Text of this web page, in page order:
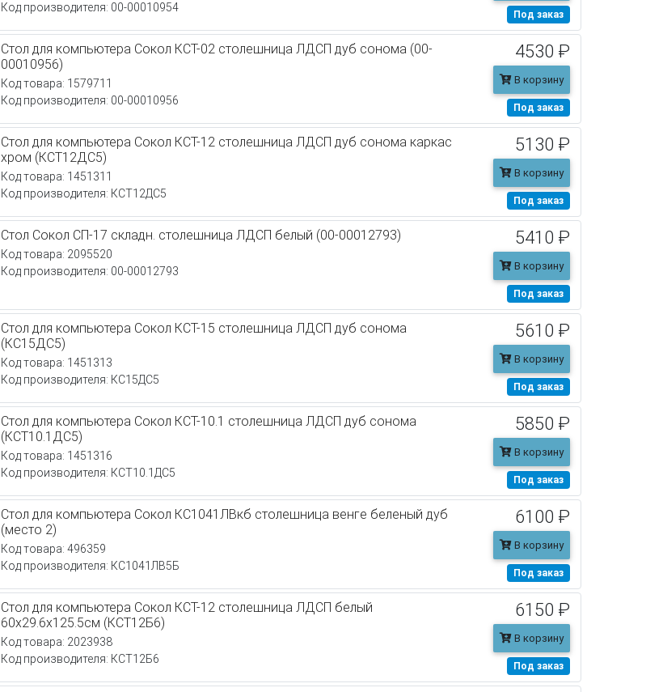
Код производителя: 00-00010954
Под заказ
Стол для компьютера Сокол КСТ-02 столешница ЛДСП дуб сонома (00-
00010956)
Код товара: 1579711
Код производителя: 00-00010956
4530 ₽
В корзину
Под заказ
Стол для компьютера Сокол КСТ-12 столешница ЛДСП дуб сонома каркас
хром (КСТ12ДС5)
Код товара: 1451311
Код производителя: КСТ12ДС5
5130 ₽
В корзину
Под заказ
Стол Сокол СП-17 складн. столешница ЛДСП белый (00-00012793)
Код товара: 2095520
Код производителя: 00-00012793
5410 ₽
В корзину
Под заказ
Стол для компьютера Сокол КСТ-15 столешница ЛДСП дуб сонома
(КС15ДС5)
Код товара: 1451313
Код производителя: КС15ДС5
5610 ₽
В корзину
Под заказ
Стол для компьютера Сокол КСТ-10.1 столешница ЛДСП дуб сонома
(КСТ10.1ДС5)
Код товара: 1451316
Код производителя: КСТ10.1ДС5
5850 ₽
В корзину
Под заказ
Стол для компьютера Сокол КС1041ЛВкб столешница венге беленый дуб
(место 2)
Код товара: 496359
Код производителя: КС1041ЛВ5Б
6100 ₽
В корзину
Под заказ
Стол для компьютера Сокол КСТ-12 столешница ЛДСП белый
60x29.6x125.5см (КСТ12Б6)
Код товара: 2023938
Код производителя: КСТ12Б6
6150 ₽
В корзину
Под заказ